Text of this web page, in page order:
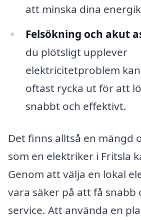
att minska dina
Felsökning och akut
du plötsligt upplever
elektricitetproblem
oftast rycka ut för att
snabbt och effektivt.
Det finns alltså en mängd
som en elektriker i Fritsla
Genom att välja en lokal
vara säker på att få snabb
service. Att använda en